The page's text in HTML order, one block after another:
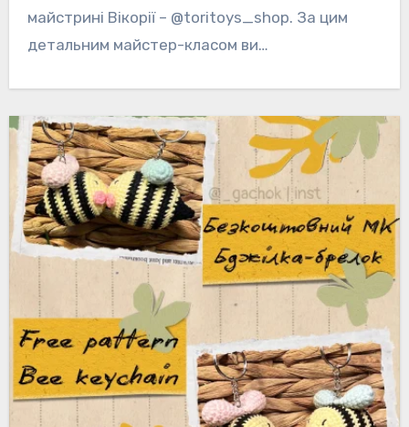
майстрині Вікорії – @toritoys_shop. За цим
детальним майстер-класом ви…